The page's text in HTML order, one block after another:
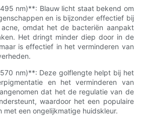
nm)**: Blauw licht staat bekend om
en is bijzonder effectief bij
omdat het de bacteriën aanpakt
Het dringt minder diep door in de
is effectief in het verminderen van
nm)**: Deze golflengte helpt bij het
en het verminderen van
dat het de regulatie van de
waardoor het een populaire
met een ongelijkmatige huidskleur.